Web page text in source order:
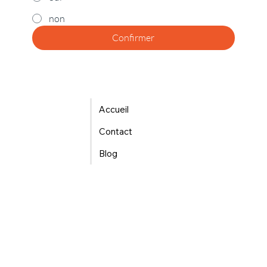
non
Confirmer
Accueil
Contact
Blog